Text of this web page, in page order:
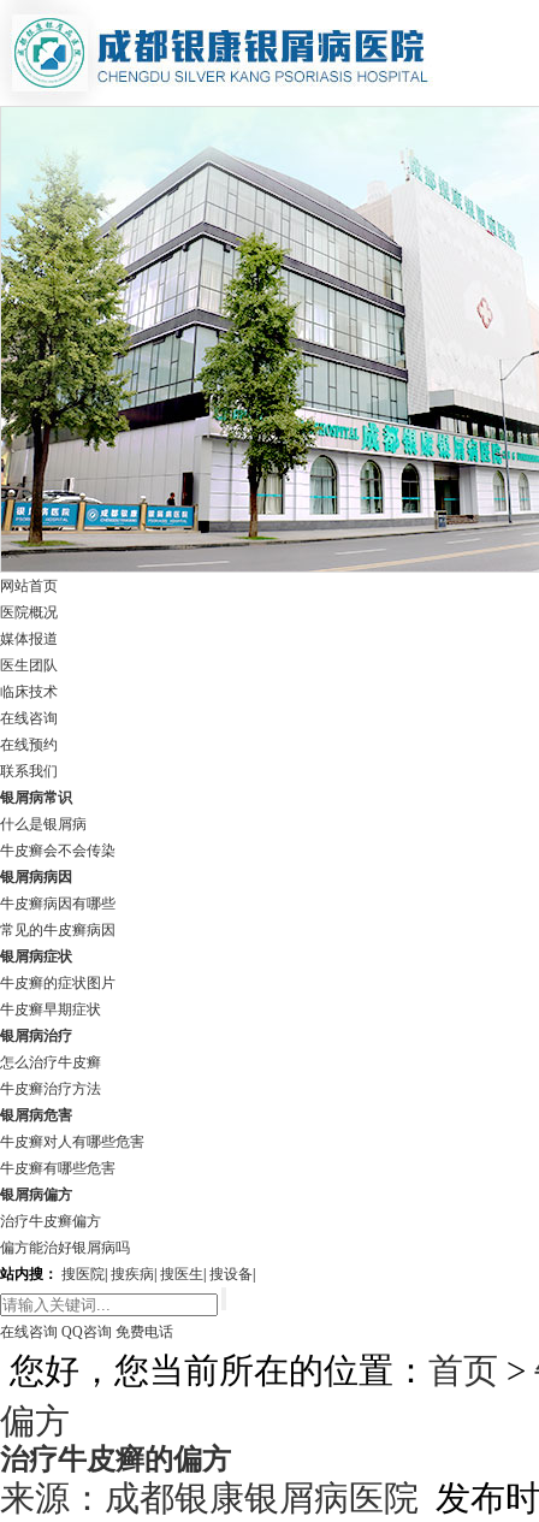
网站首页
医院概况
媒体报道
医生团队
临床技术
在线咨询
在线预约
联系我们
银屑病常识
什么是银屑病
牛皮癣会不会传染
银屑病病因
牛皮癣病因有哪些
常见的牛皮癣病因
银屑病症状
牛皮癣的症状图片
牛皮癣早期症状
银屑病治疗
怎么治疗牛皮癣
牛皮癣治疗方法
银屑病危害
牛皮癣对人有哪些危害
牛皮癣有哪些危害
银屑病偏方
治疗牛皮癣偏方
偏方能治好银屑病吗
站内搜： 搜医院 搜疾病 搜医生 搜设备
在线咨询 QQ咨询 免费电话
您好，您当前所在的位置： 首页 >
偏方
治疗牛皮癣的偏方
来源： 成都银康银屑病医院 发布